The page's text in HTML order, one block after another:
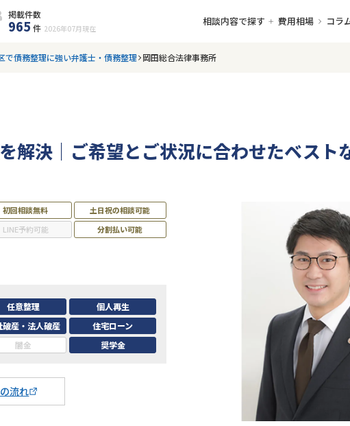
掲載件数
965 件 2026年07月 現在
相談内容で探す 費用相場 コラ
で債務整理に強い弁護士・債務整理 岡田総合法律事務所
解決｜ご希望とご状況に合わせたベスト
初回相談無料
土日祝の相談可能
LINE予約可能
分割払い可能
流れ
任意整理
個人再生
破産・法人破産
住宅ローン
闇金 奨学金